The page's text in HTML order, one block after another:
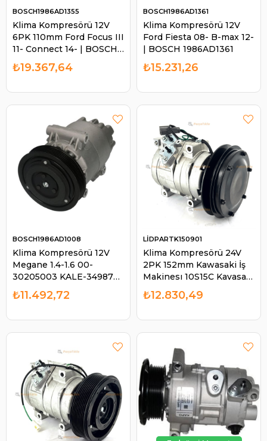
Klima Kompresörü 12V
6PK 110mm Ford Focus III
11- Connect 14- | BOSCH
1986AD1355
BOSCH1986AD1355
₺19.367,64
Klima Kompresörü 12V
Ford Fiesta 08- B-max 12-
| BOSCH 1986AD1361
BOSCH1986AD1361
₺15.231,26
Klima Kompresörü 12V
Megane 1.4-1.6 00-
30205003 KALE-349870
VALEO-699246
TSP0155831 VEKA-
BOSCH1986AD1008
₺11.492,72
Klima Kompresörü 24V
2PK 152mm Kawasaki İş
Makinesı 10S15C Kavasaki
| LİDPART K150901
LİDPARTK150901
₺12.830,49